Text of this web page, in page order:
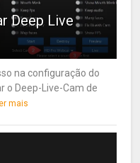
Deep Live
na configuração do
o Deep-Live-Cam de
mais